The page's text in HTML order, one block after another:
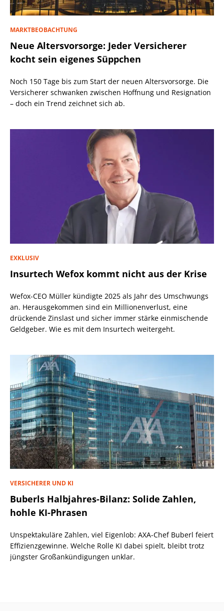
MARKTBEOBACHTUNG
Neue Altersvorsorge: Jeder Versicherer
kocht sein eigenes Süppchen
Noch 150 Tage bis zum Start der neuen Altersvorsorge. Die
Versicherer schwanken zwischen Hoffnung und Resignation
– doch ein Trend zeichnet sich ab.
EXKLUSIV
Insurtech Wefox kommt nicht aus der Krise
Wefox-CEO Müller kündigte 2025 als Jahr des Umschwungs
an. Herausgekommen sind ein Millionenverlust, eine
drückende Zinslast und sicher immer stärke einmischende
Geldgeber. Wie es mit dem Insurtech weitergeht.
VERSICHERER UND KI
Buberls Halbjahres-Bilanz: Solide Zahlen,
hohle KI-Phrasen
Unspektakuläre Zahlen, viel Eigenlob: AXA-Chef Buberl feiert
Effizienzgewinne. Welche Rolle KI dabei spielt, bleibt trotz
jüngster Großankündigungen unklar.